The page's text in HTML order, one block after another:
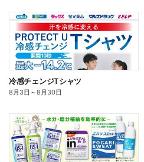
冷感チェンジTシャツ
8月3日 ～8月30日